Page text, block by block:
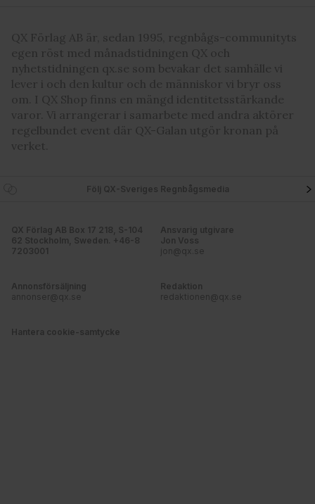
Dessa kan i sin tur kombinera informationen med annan
information som du har tillhandahållit eller som de har
samlat in när du har använt deras tjänster. Du godkänner
våra cookies vid fortsatt användande av vår webbplats.
QX Förlag AB är, sedan 1995, regnbågs-communityts
egen röst med månadstidningen QX och
nyhetstidningen qx.se som bevakar det samhälle vi
lever i och den kultur och de människor vi bryr oss
om. I QX Shop finns en mängd identitetsstärkande
varor. Vi arrangerar i samarbete med andra aktörer
regelbundet event där QX-Galan utgör kronan på
verket.
Följ QX-Sveriges Regnbågsmedia
QX Förlag AB Box 17 218, S-104
62 Stockholm, Sweden. +46-8
7203001
Ansvarig utgivare
Jon Voss
jon@qx.se
Annonsförsäljning
annonser@qx.se
Redaktion
redaktionen@qx.se
Hantera cookie-samtycke